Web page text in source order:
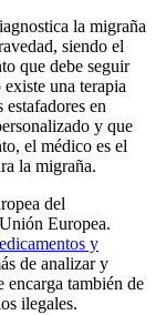
la migraña
siendo el
que debe seguir
una terapia
en
y que
el médico es el
la migraña.
del
Europea.
y
de analizar y
encarga también de
ilegales.